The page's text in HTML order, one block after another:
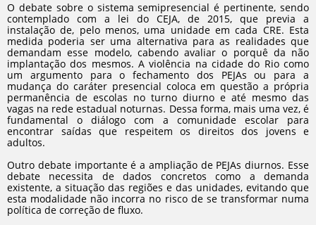
O debate sobre o sistema semipresencial é pertinente, sendo
contemplado com a lei do CEJA, de 2015, que previa a
instalação de, pelo menos, uma unidade em cada CRE. Esta
medida poderia ser uma alternativa para as realidades que
demandam esse modelo, cabendo avaliar o porquê da não
implantação dos mesmos. A violência na cidade do Rio como
um argumento para o fechamento dos PEJAs ou para a
mudança do caráter presencial coloca em questão a própria
permanência de escolas no turno diurno e até mesmo das
vagas na rede estadual noturnas. Dessa forma, mais uma vez, é
fundamental o diálogo com a comunidade escolar para
encontrar saídas que respeitem os direitos dos jovens e
adultos.
Outro debate importante é a ampliação de PEJAs diurnos. Esse
debate necessita de dados concretos como a demanda
existente, a situação das regiões e das unidades, evitando que
esta modalidade não incorra no risco de se transformar numa
política de correção de fluxo.